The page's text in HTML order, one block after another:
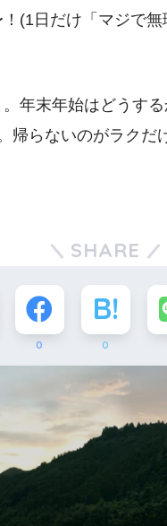
(1日だけ「マジで無
年末年始はどうす
帰らないのがラクだ
SHARE
0 0